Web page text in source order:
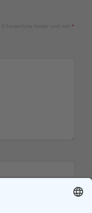
Erforderliche Felder sind mit *